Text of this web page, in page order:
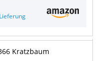
Kratzbaum